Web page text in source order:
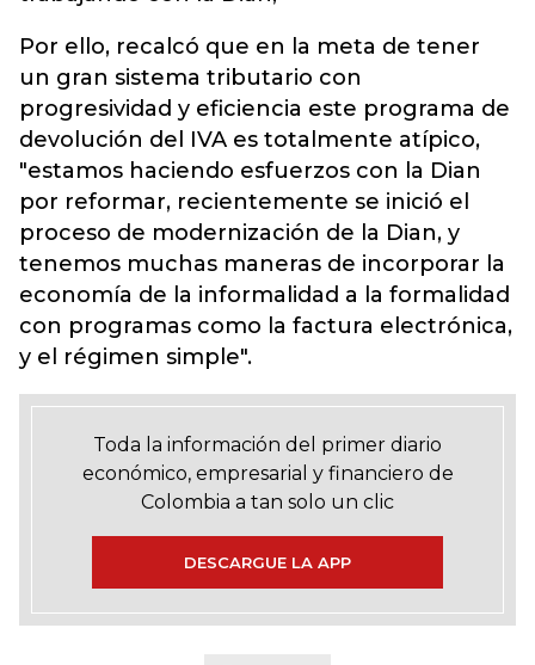
Por ello, recalcó que en la meta de tener
un gran sistema tributario con
progresividad y eficiencia este programa de
devolución del IVA es totalmente atípico,
"estamos haciendo esfuerzos con la Dian
por reformar, recientemente se inició el
proceso de modernización de la Dian, y
tenemos muchas maneras de incorporar la
economía de la informalidad a la formalidad
con programas como la factura electrónica,
y el régimen simple".
Toda la información del primer diario
económico, empresarial y financiero de
Colombia a tan solo un clic
DESCARGUE LA APP